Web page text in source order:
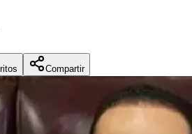
Compartir